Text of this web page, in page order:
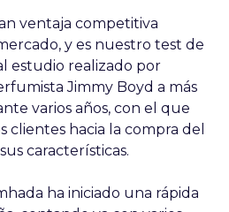
ventaja competitiva
y es nuestro test de
estudio realizado por
Jimmy Boyd a más
varios años, con el que
clientes hacia la compra del
características.
ha iniciado una rápida